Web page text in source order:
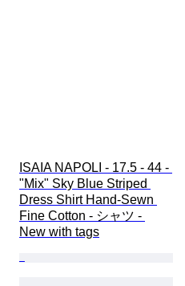
ISAIA NAPOLI - 17.5 - 44 -
"Mix" Sky Blue Striped
Dress Shirt Hand-Sewn
Fine Cotton - シャツ -
New with tags